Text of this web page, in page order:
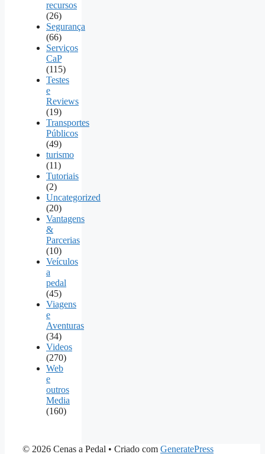
recursos
(26)
Segurança
(66)
Serviços
CaP
(115)
Testes
e
Reviews
(19)
Transportes
Públicos
(49)
turismo
(11)
Tutoriais
(2)
Uncategorized
(20)
Vantagens
&
Parcerias
(10)
Veículos
a
pedal
(45)
Viagens
e
Aventuras
(34)
Videos
(270)
Web
e
outros
Media
(160)
© 2026 Cenas a Pedal • Criado com GeneratePress